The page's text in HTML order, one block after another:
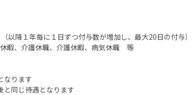
以降１年毎に１日ずつ付与数が増加し、最大20日の付与）
暇、介護休職、介護休暇、病気休職 等
なります
同じ待遇となります